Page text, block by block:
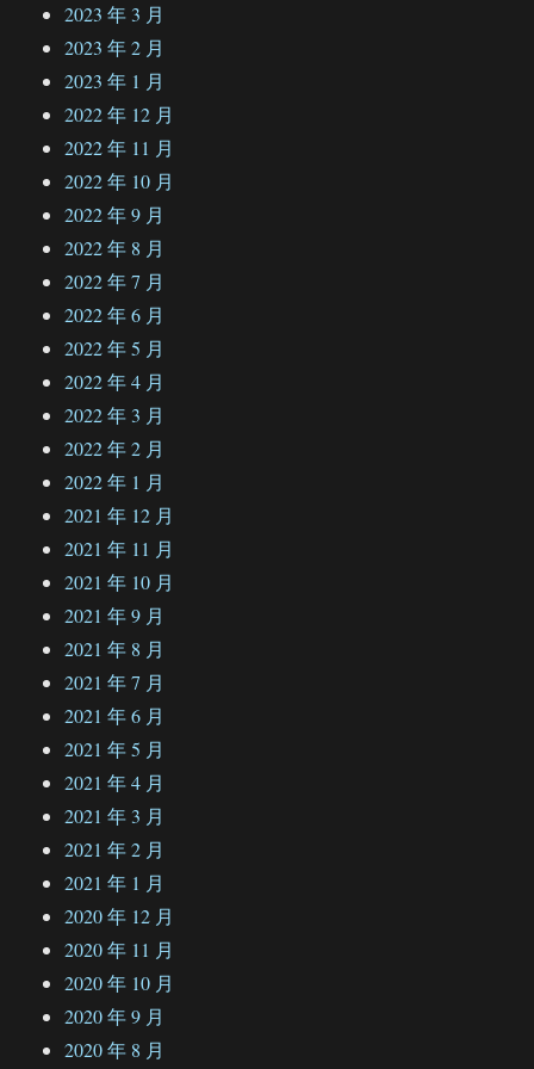
2023 年 3 月
2023 年 2 月
2023 年 1 月
2022 年 12 月
2022 年 11 月
2022 年 10 月
2022 年 9 月
2022 年 8 月
2022 年 7 月
2022 年 6 月
2022 年 5 月
2022 年 4 月
2022 年 3 月
2022 年 2 月
2022 年 1 月
2021 年 12 月
2021 年 11 月
2021 年 10 月
2021 年 9 月
2021 年 8 月
2021 年 7 月
2021 年 6 月
2021 年 5 月
2021 年 4 月
2021 年 3 月
2021 年 2 月
2021 年 1 月
2020 年 12 月
2020 年 11 月
2020 年 10 月
2020 年 9 月
2020 年 8 月